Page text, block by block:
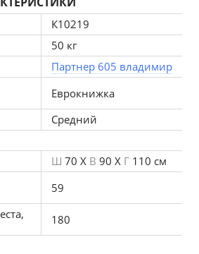
Компактные габариты
поставить его в
небольших помещениях.
Наполнение высокоэластичный-ППУ
Нагрузка на спальное место-90кг.
наполнение
подушки-крошка ППУ.
ЛДСП, фанера, брус
К10219
50 кг
Партнер 605 владимир
Еврокнижка
Средний
Ш 70 X В 90 X Г 110 см
59
180